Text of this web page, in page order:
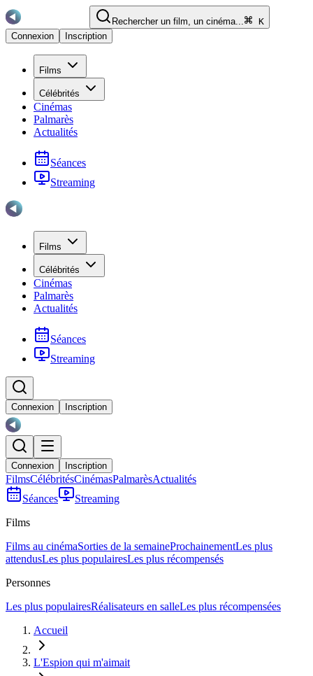
Rechercher un film, un cinéma...
K
Connexion
Inscription
Films
Célébrités
Cinémas
Palmarès
Actualités
Séances
Streaming
Films
Célébrités
Cinémas
Palmarès
Actualités
Séances
Streaming
Connexion Inscription
Connexion Inscription
FilmsCélébritésCinémasPalmarèsActualités
Séances
Streaming
Films
Films au cinémaSorties de la semaineProchainementLes plus
attendusLes plus populairesLes plus récompensés
Personnes
Les plus populairesRéalisateurs en salleLes plus récompensées
Accueil
L'Espion qui m'aimait